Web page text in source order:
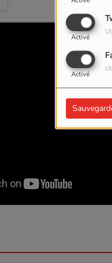
Activé
Activé